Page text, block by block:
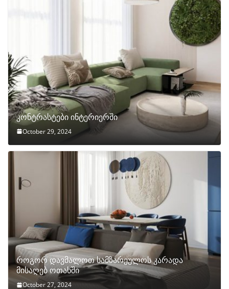
კონტრასტები ინტერიერში
October 29, 2024
როგორ დავმალოთ სამზარეულოს კარადა
მისაღებ ოთახში
October 27, 2024